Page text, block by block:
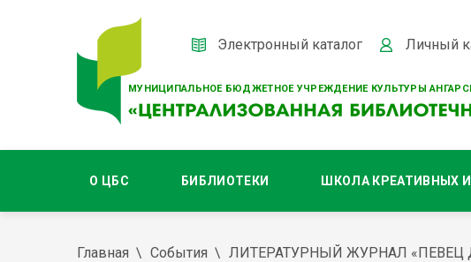
МУНИЦИПАЛЬНОЕ БЮДЖЕТНОЕ УЧРЕЖДЕНИЕ КУЛЬТУРЫ
Электронный каталог Личный
О ЦБС БИБЛИОТЕКИ ШКОЛА КРЕАТИВНЫХ
Главная События ЛИТЕРАТУРНЫЙ ЖУРНАЛ «ПЕВЕЦ